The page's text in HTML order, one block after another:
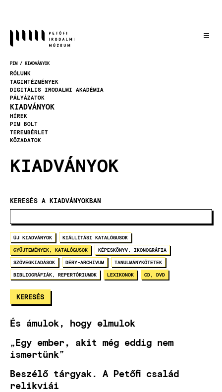
MORZSA
PIM KIADVÁNYOK
RÓLUNK
TAGINTÉZMÉNYEK
DIGITÁLIS IRODALMI AKADÉMIA
PÁLYÁZATOK
KIADVÁNYOK
HÍREK
PIM BOLT
TEREMBÉRLET
KÖZADATOK
KIADVÁNYOK
KERESÉS A KIADVÁNYOKBAN
ÚJ KIADVÁNYOK KIÁLLÍTÁSI KATALÓGUSOK
GYŰJTEMÉNYEK, KATALÓGUSOK KÉPESKÖNYV, IKONOGRÁFIA
SZÖVEGKIADÁSOK DÉRY-ARCHÍVUM TANULMÁNYKÖTETEK
BIBLIOGRÁFIÁK, REPERTÓRIUMOK LEXIKONOK CD, DVD
És ámulok, hogy elmulok
„Egy ember, akit még eddig nem
ismertünk”
Beszélő tárgyak. A Petőfi család
relikviái